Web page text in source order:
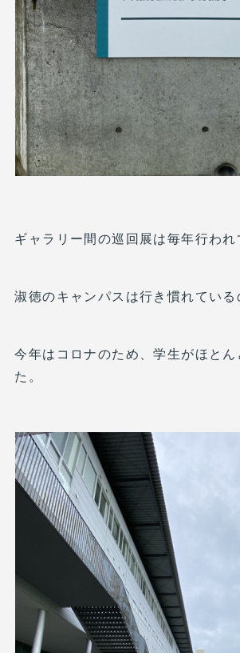
ギャラリー間の巡回展は毎年行わ
淑徳のキャンパスは行き慣れてい
今年はコロナのため、学生がほとん
た。